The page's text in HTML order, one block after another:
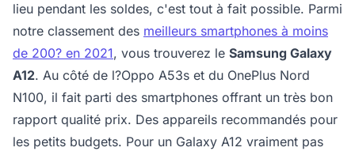
lieu pendant les soldes, c'est tout à fait possible. Parmi
notre classement des meilleurs smartphones à moins
de 200? en 2021, vous trouverez le Samsung Galaxy
A12. Au côté de l?Oppo A53s et du OnePlus Nord
N100, il fait parti des smartphones offrant un très bon
rapport qualité prix. Des appareils recommandés pour
les petits budgets. Pour un Galaxy A12 vraiment pas